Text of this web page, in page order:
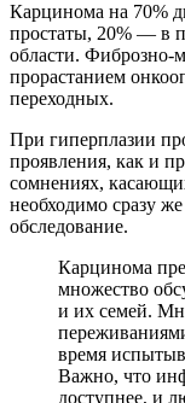
Карцинома на 70%
простаты, 20% — в
области. Фиброзно-
прорастанием
переходных.
При гиперплазии
проявления, как и
сомнениях,
необходимо сразу
обследование.
Карцинома
множество
и их семей.
время
Важно, что
доступнее, и